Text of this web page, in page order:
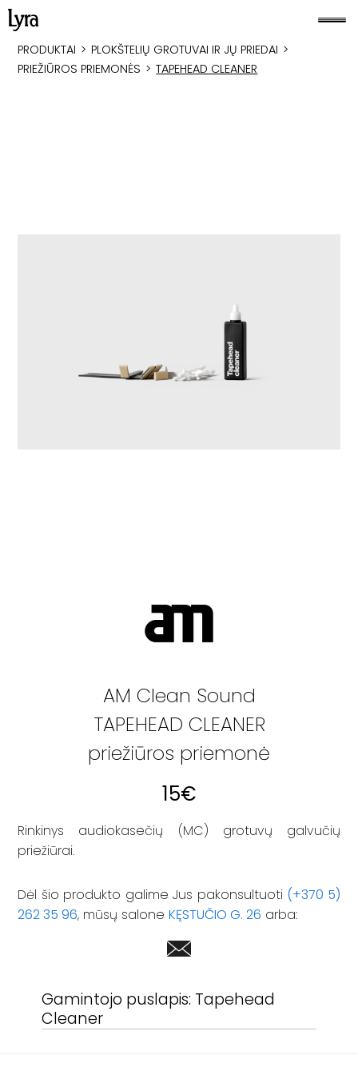
PRODUKTAI > PLOKŠTELIŲ GROTUVAI IR JŲ PRIEDAI >
PRIEŽIŪROS PRIEMONĖS > TAPEHEAD CLEANER
AM Clean Sound
TAPEHEAD CLEANER
priežiūros priemonė
15€
Rinkinys audiokasečių (MC) grotuvų galvučių
priežiūrai.
Dėl šio produkto galime Jus pakonsultuoti (+370 5)
262 35 96, mūsų salone KĘSTUČIO G. 26 arba:
Gamintojo puslapis: Tapehead
Cleaner